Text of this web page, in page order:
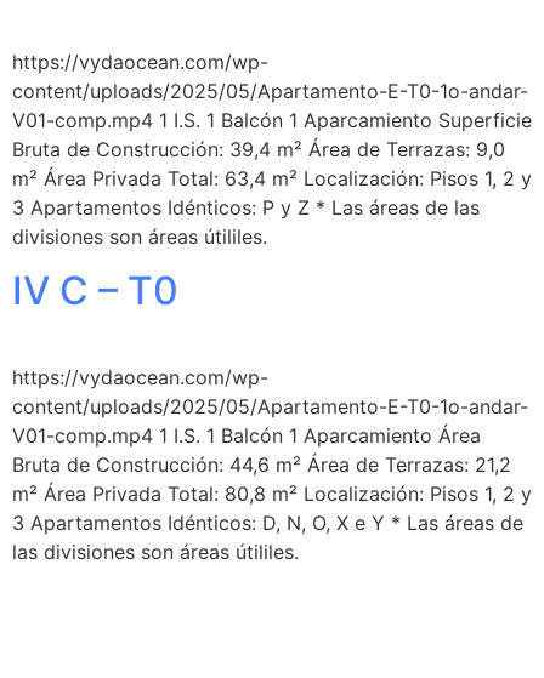
https://vydaocean.com/wp-
content/uploads/2025/05/Apartamento-E-T0-1o-andar-
V01-comp.mp4 1 I.S. 1 Balcón 1 Aparcamiento Superficie
Bruta de Construcción: 39,4 m² Área de Terrazas: 9,0
m² Área Privada Total: 63,4 m² Localización: Pisos 1, 2 y
3 Apartamentos Idénticos: P y Z * Las áreas de las
divisiones son áreas útililes.
IV C – T0
https://vydaocean.com/wp-
content/uploads/2025/05/Apartamento-E-T0-1o-andar-
V01-comp.mp4 1 I.S. 1 Balcón 1 Aparcamiento Área
Bruta de Construcción: 44,6 m² Área de Terrazas: 21,2
m² Área Privada Total: 80,8 m² Localización: Pisos 1, 2 y
3 Apartamentos Idénticos: D, N, O, X e Y * Las áreas de
las divisiones son áreas útililes.